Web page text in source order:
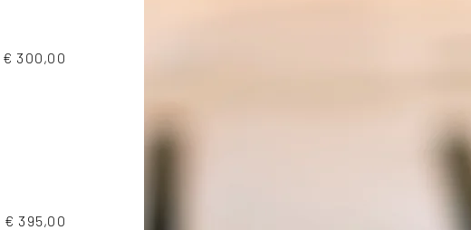
€ 300,00
€ 395,00